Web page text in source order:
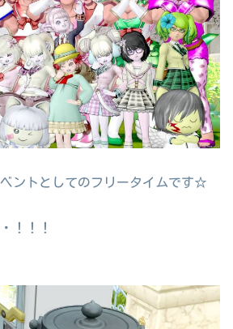
ントとしてのフリータイムです☆
！！！